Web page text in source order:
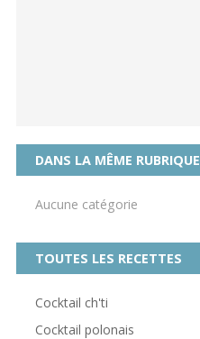
DANS LA MÊME RUBRIQUE
Aucune catégorie
TOUTES LES RECETTES
Cocktail ch'ti
Cocktail polonais